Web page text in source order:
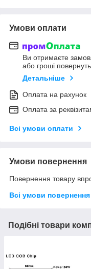
Умови оплати
Ви отримаєте
або гроші
Детальніше
Оплата на рахунок
Оплата за
Всі умови оплати
Умови повернення
Повернення товару
Всі умови повернення
Подібні товари